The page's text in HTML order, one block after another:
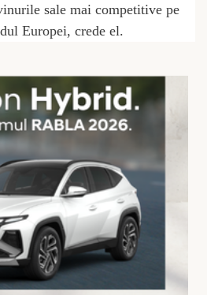
sale mai competitive pe
Europei, crede el.